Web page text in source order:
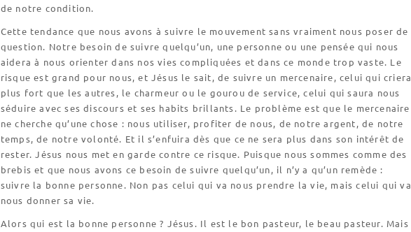
de notre condition.
Cette tendance que nous avons à suivre le mouvement sans vraiment nous poser de
question. Notre besoin de suivre quelqu’un, une personne ou une pensée qui nous
aidera à nous orienter dans nos vies compliquées et dans ce monde trop vaste. Le
risque est grand pour nous, et Jésus le sait, de suivre un mercenaire, celui qui criera
plus fort que les autres, le charmeur ou le gourou de service, celui qui saura nous
séduire avec ses discours et ses habits brillants. Le problème est que le mercenaire
ne cherche qu’une chose : nous utiliser, profiter de nous, de notre argent, de notre
temps, de notre volonté. Et il s’enfuira dès que ce ne sera plus dans son intérêt de
rester. Jésus nous met en garde contre ce risque. Puisque nous sommes comme des
brebis et que nous avons ce besoin de suivre quelqu’un, il n’y a qu’un remède :
suivre la bonne personne. Non pas celui qui va nous prendre la vie, mais celui qui va
nous donner sa vie.
Alors qui est la bonne personne ? Jésus. Il est le bon pasteur, le beau pasteur. Mais